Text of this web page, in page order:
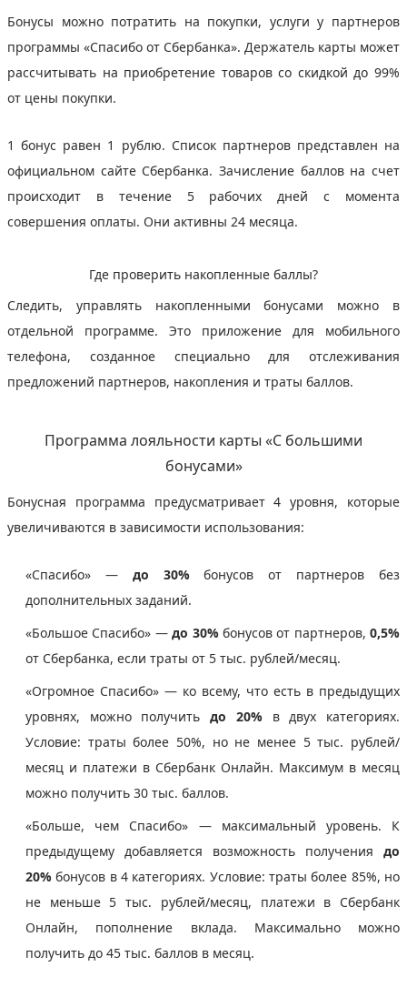
Бонусы можно потратить на покупки, услуги у партнеров
программы «Спасибо от Сбербанка». Держатель карты может
рассчитывать на приобретение товаров со скидкой до 99%
от цены покупки.
1 бонус равен 1 рублю. Список партнеров представлен на
официальном сайте Сбербанка. Зачисление баллов на счет
происходит в течение 5 рабочих дней с момента
совершения оплаты. Они активны 24 месяца.
Где проверить накопленные баллы?
Следить, управлять накопленными бонусами можно в
отдельной программе. Это приложение для мобильного
телефона, созданное специально для отслеживания
предложений партнеров, накопления и траты баллов.
Программа лояльности карты «С большими
бонусами»
Бонусная программа предусматривает 4 уровня, которые
увеличиваются в зависимости использования:
«Спасибо» — до 30%бонусов от партнеров без
дополнительных заданий.
«Большое Спасибо» —до 30%бонусов от партнеров, 0,5%
от Сбербанка, если траты от 5 тыс. рублей/месяц.
«Огромное Спасибо» — ко всему, что есть в предыдущих
уровнях, можно получитьдо 20%в двух категориях.
Условие: траты более 50%, но не менее 5 тыс. рублей/
месяц и платежи в Сбербанк Онлайн. Максимум в месяц
можно получить 30 тыс. баллов.
«Больше, чем Спасибо» — максимальный уровень. К
предыдущему добавляется возможность получения до
20% бонусов в 4 категориях. Условие: траты более 85%, но
не меньше 5 тыс. рублей/месяц, платежи в Сбербанк
Онлайн, пополнение вклада. Максимально можно
получить до 45 тыс. баллов в месяц.